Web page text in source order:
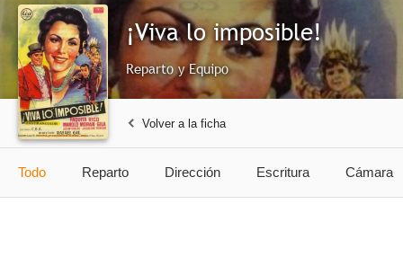
¡Viva lo imposible!
Reparto y Equipo
Volver a la ficha
Todo Reparto Dirección Escritura Cámara